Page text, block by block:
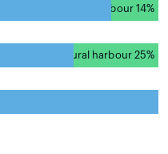
natural harbour 14%
natural harbour 25%